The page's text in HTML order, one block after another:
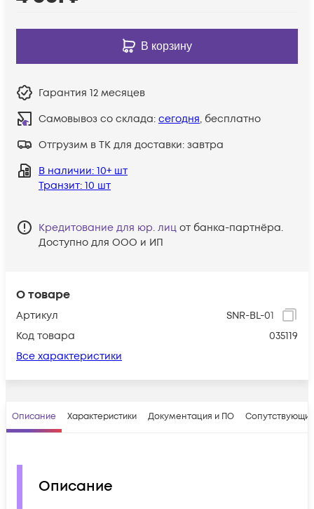
О товаре
Артикул
SNR-BL-01
Код товара
035119
Все характеристики
В корзину
Гарантия 12 месяцев
Самовывоз со склада: сегодня, бесплатно
Отгрузим в ТК для доставки: завтра
В наличии: 10+ шт
Транзит: 10 шт
Кредитование для юр. лиц от банка-партнёра.
Доступно для ООО и ИП
Описание Характеристики Документация и ПО
Описание